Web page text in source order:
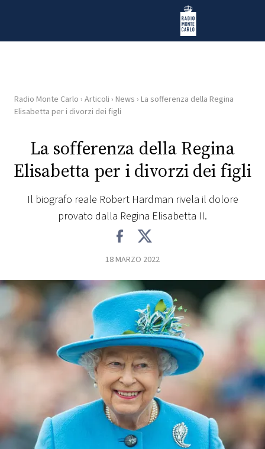
Radio Monte Carlo
HOME
RADIO
WEB
PLAYLIST
FOTO
CONCORSI
EVENTI
TV
Radio Monte Carlo › Articoli › News › La sofferenza della Regina
Elisabetta per i divorzi dei figli
La sofferenza della Regina
Elisabetta per i divorzi dei figli
Il biografo reale Robert Hardman rivela il dolore
provato dalla Regina Elisabetta II.
18 MARZO 2022